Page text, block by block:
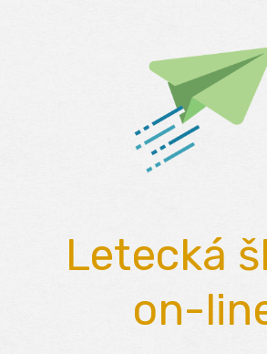
Letecká
on-